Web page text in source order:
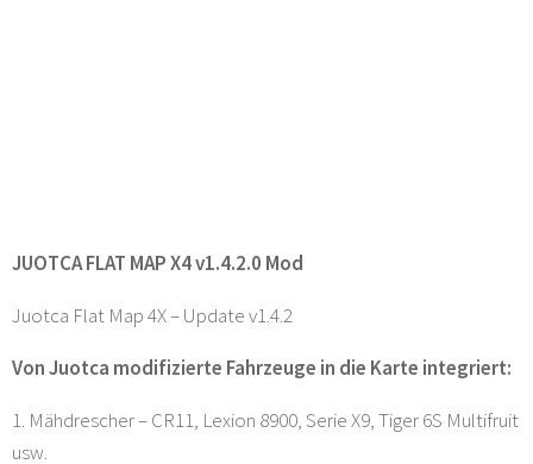
JUOTCA FLAT MAP X4 v1.4.2.0 Mod
Juotca Flat Map 4X – Update v1.4.2
Von Juotca modifizierte Fahrzeuge in die Karte integriert:
1. Mähdrescher – CR11, Lexion 8900, Serie X9, Tiger 6S Multifruit
usw.